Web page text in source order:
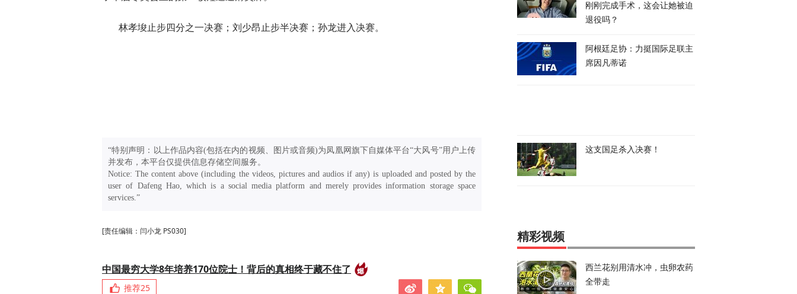
林孝埈止步四分之一决赛；刘少昂止步半决赛；孙龙进入决赛。
“特别声明：以上作品内容(包括在内的视频、图片或音频)为凤凰网旗下自媒体平台“大风号”用户上传
并发布，本平台仅提供信息存储空间服务。
Notice: The content above (including the videos, pictures and audios if any) is uploaded and posted by the
user of Dafeng Hao, which is a social media platform and merely provides information storage space
services.”
[责任编辑：闫小龙 PS030]
中国最穷大学8年培养170位院士！背后的真相终于藏不住了
推荐25
刚刚完成手术，这会让她被迫
退役吗？
阿根廷足协：力挺国际足联主
席因凡蒂诺
这支国足杀入决赛！
精彩视频
西兰花别用清水冲，虫卵农药
全带走